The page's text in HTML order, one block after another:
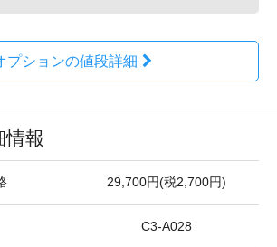
プションの値段詳細
情報
29,700円(税2,700円)
C3-A028